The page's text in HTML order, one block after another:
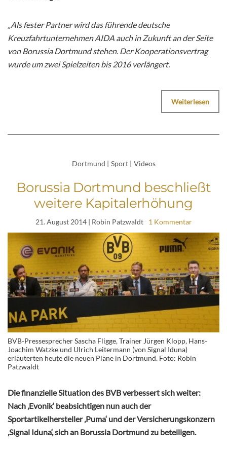
„Als fester Partner wird das führende deutsche
Kreuzfahrtunternehmen AIDA auch in Zukunft an der Seite
von Borussia Dortmund stehen. Der Kooperationsvertrag
wurde um zwei Spielzeiten bis 2016 verlängert.
Weiterlesen
Dortmund | Sport | Videos
Borussia Dortmund beschließt
weitere Kapitalerhöhung
21. August 2014| Robin Patzwaldt 1 Kommentar
BVB-Pressesprecher Sascha Fligge, Trainer Jürgen Klopp, Hans-
Joachim Watzke und Ulrich Leitermann (von Signal Iduna)
erläuterten heute die neuen Pläne in Dortmund. Foto: Robin
Patzwaldt
Die finanzielle Situation des BVB verbessert sich weiter:
Nach ‚Evonik‘ beabsichtigen nun auch der
Sportartikelhersteller ‚Puma‘ und der Versicherungskonzern
‚Signal Iduna‘, sich an Borussia Dortmund zu beteiligen.